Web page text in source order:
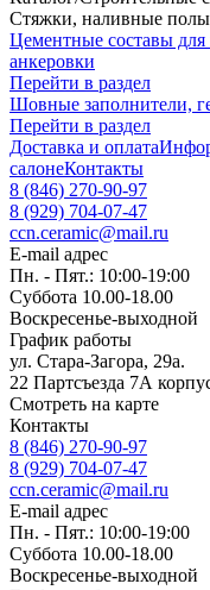
Стяжки, наливные
Цементные составы для
анкеровки
Перейти в раздел
Шовные заполнители,
Перейти в раздел
Доставка и оплата
салонеКонтакты
8 (846) 270-90-97
8 (929) 704-07-47
ccn.ceramic@mail.ru
E-mail адрес
Пн. - Пят.: 10:00-19:00
Суббота 10.00-18.00
Воскресенье-выходной
График работы
ул. Стара-Загора, 29а.
22 Партсъезда 7А
Смотреть на карте
Контакты
8 (846) 270-90-97
8 (929) 704-07-47
ccn.ceramic@mail.ru
E-mail адрес
Пн. - Пят.: 10:00-19:00
Суббота 10.00-18.00
Воскресенье-выходной